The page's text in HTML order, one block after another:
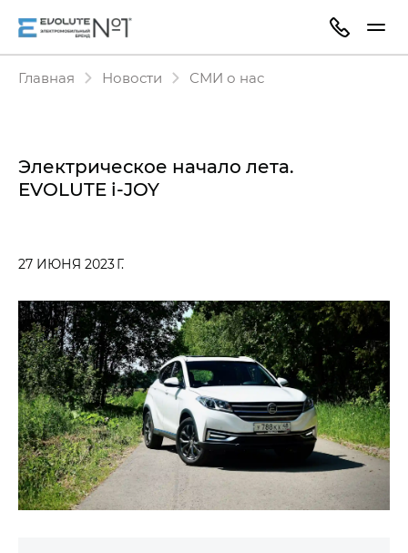
Главная Новости СМИ о нас
Электрическое начало лета.
EVOLUTE i‑JOY
27 ИЮНЯ 2023 Г.